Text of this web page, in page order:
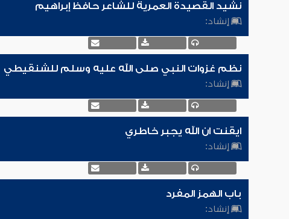
نشيد القصيدة العمرية للشاعر حافظ إبراهيم
إنشاد:
نظم غزوات النبي صلى الله عليه وسلم للشنقيطي
إنشاد:
ايقنت ان الله يجبر خاطري
إنشاد:
باب الهمز المفرد
إنشاد: